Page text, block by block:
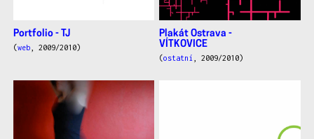
Portfolio - TJ
(web, 2009/2010)
Plakát Ostrava -
VÍTKOVICE
(ostatní , 2009/2010)